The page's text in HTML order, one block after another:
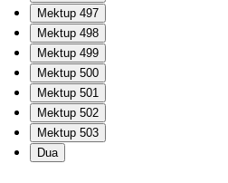
Mektup 497
Mektup 498
Mektup 499
Mektup 500
Mektup 501
Mektup 502
Mektup 503
Dua